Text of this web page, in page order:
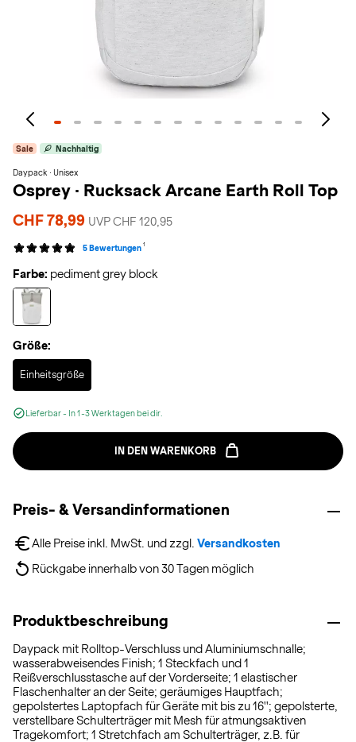
Sale Nachhaltig
Daypack · Unisex
Osprey · Rucksack Arcane Earth Roll Top
CHF 78,99 UVP CHF 120,95
5 Bewertungen 1
Farbe: pediment grey block
Größe:
Einheitsgröße
Selected
Lieferbar - In 1-3 Werktagen bei dir.
IN DEN WARENKORB
Preis- & Versandinformationen
Alle Preise inkl. MwSt. und zzgl. Versandkosten
Rückgabe innerhalb von 30 Tagen möglich
Produktbeschreibung
Daypack mit Rolltop-Verschluss und Aluminiumschnalle;
wasserabweisendes Finish; 1 Steckfach und 1
Reißverschlusstasche auf der Vorderseite; 1 elastischer
Flaschenhalter an der Seite; geräumiges Hauptfach;
gepolstertes Laptopfach für Geräte mit bis zu 16''; gepolsterte,
verstellbare Schulterträger mit Mesh für atmungsaktiven
Tragekomfort; 1 Stretchfach am Schulterträger, z.B. für